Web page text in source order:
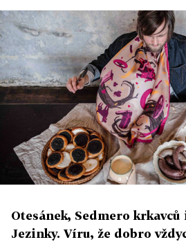
Otesánek, Sedmero
Jezinky. Víru, že dobro